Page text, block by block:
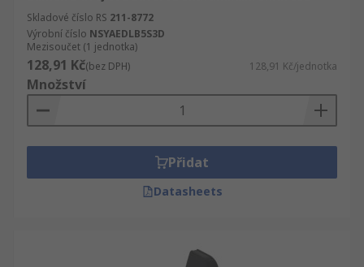
Skladové číslo RS 211-8772
Výrobní číslo NSYAEDLB5S3D
Mezisoučet (1 jednotka)
128,91 Kč(bez DPH) 128,91 Kč/jednotka
Množství
Přidat
Datasheets